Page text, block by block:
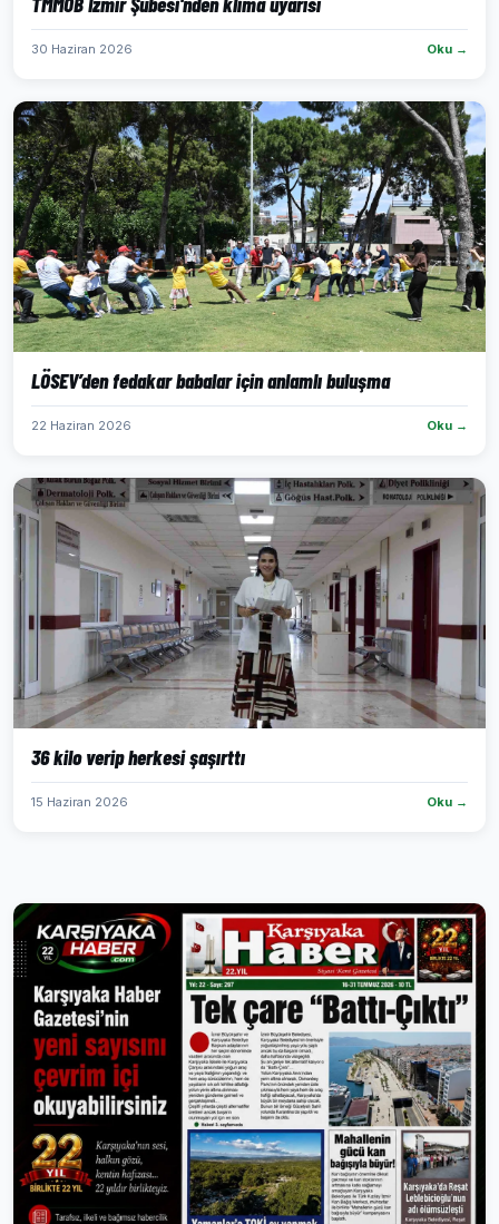
30 Haziran 2026 Oku →
LÖSEV’den fedakar babalar için anlamlı buluşma
22 Haziran 2026 Oku →
36 kilo verip herkesi şaşırttı
15 Haziran 2026 Oku →